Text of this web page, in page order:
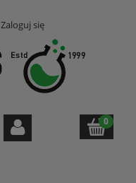
Zaloguj się